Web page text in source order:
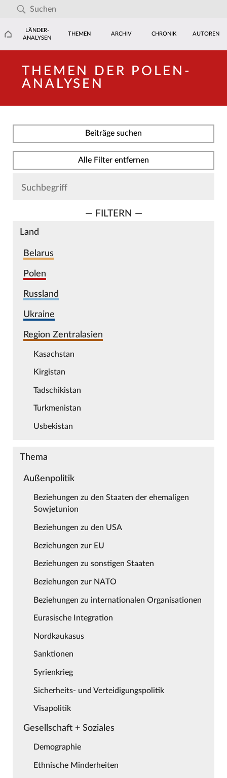
LÄNDER-
ANALYSEN
THEMEN ARCHIV CHRONIK AUTOREN
THEMEN DER POLEN-
ANALYSEN
Beiträge suchen
Alle Filter entfernen
— FILTERN —
Land
Belarus
Polen
Russland
Ukraine
Region Zentralasien
Kasachstan
Kirgistan
Tadschikistan
Turkmenistan
Usbekistan
Thema
Außenpolitik
Beziehungen zu den Staaten der ehemaligen
Sowjetunion
Beziehungen zu den USA
Beziehungen zur EU
Beziehungen zu sonstigen Staaten
Beziehungen zur NATO
Beziehungen zu internationalen Organisationen
Eurasische Integration
Nordkaukasus
Sanktionen
Syrienkrieg
Sicherheits- und Verteidigungspolitik
Visapolitik
Gesellschaft + Soziales
Demographie
Ethnische Minderheiten